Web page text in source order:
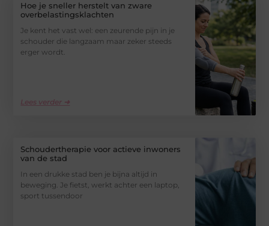
Hoe je sneller herstelt van zware
overbelastingsklachten
Je kent het vast wel: een zeurende pijn in je
schouder die langzaam maar zeker steeds
erger wordt.
Lees verder ➜
Schoudertherapie voor actieve inwoners
van de stad
In een drukke stad ben je bijna altijd in
beweging. Je fietst, werkt achter een laptop,
sport tussendoor